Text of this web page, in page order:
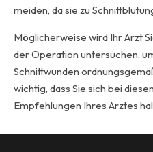
meiden, da sie zu
Möglicherweise wird Ihr Arzt
der Operation untersuchen,
Schnittwunden
wichtig, dass Sie sich bei
Empfehlungen Ihres Arztes